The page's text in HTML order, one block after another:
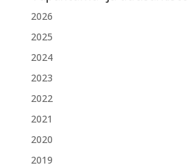
2026
2025
2024
2023
2022
2021
2020
2019